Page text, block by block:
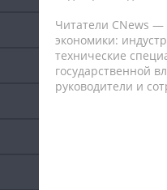
Читатели CNews —
экономики:
технические
государственной
руководители и